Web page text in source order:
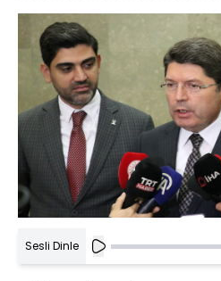
Sesli Dinle